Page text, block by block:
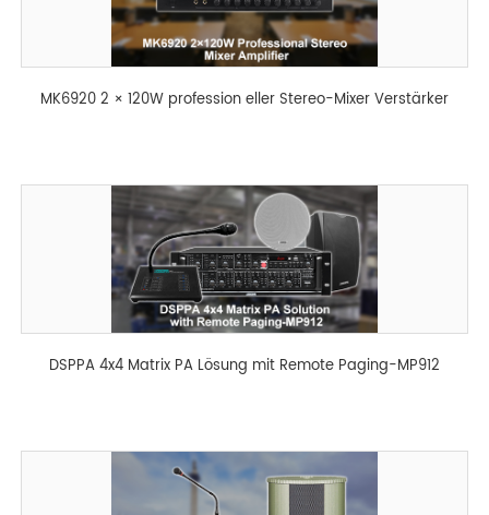
MK6920 2 × 120W profession eller Stereo-Mixer Verstärker
DSPPA 4x4 Matrix PA Lösung mit Remote Paging-MP912